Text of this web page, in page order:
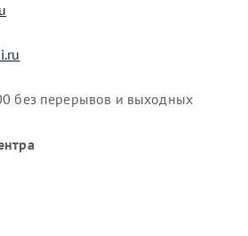
без перерывов и выходных